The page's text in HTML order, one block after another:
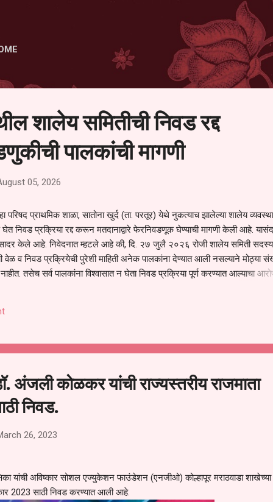
शालेय समितीची निवड रद्द
पालकांची मागणी
05, 2026
परिषद प्राथमिक शाळा, सातोना खुर्द (ता. परतूर) येथे नुकत्याच झालेल्या शालेय
घेत निवड प्रक्रिया रद्द करून मतदानाद्वारे फेरनिवडणूक घेण्याची मागणी केली आहे.
सादर केले आहे. निवेदनात म्हटले आहे की, दि. २७ जुलै २०२६ रोजी शालेय समिती
वेळ व निवड प्रक्रियेची पुरेशी माहिती अनेक पालकांना देण्यात आली नसल्याने मोठ्या
तसेच सर्व पालकांना विश्वासात न घेता निवड प्रक्रिया पूर्ण करण्यात आल्याचा
परतूर यांनाही पाठविण्यात आल्या असून प्रशासन याबाबत काय निर्णय घेते, याकडे
अंजली कोळकर यांची राज्यस्तरीय राजमाता
निवड.
26, 2023
यांची अविष्कार सोशल एज्युकेशन फाउंडेशन (एनजीओ) कोल्हापूर मराठवाडा शाखेच्या
2023 साठी निवड करण्यात आली आहे.